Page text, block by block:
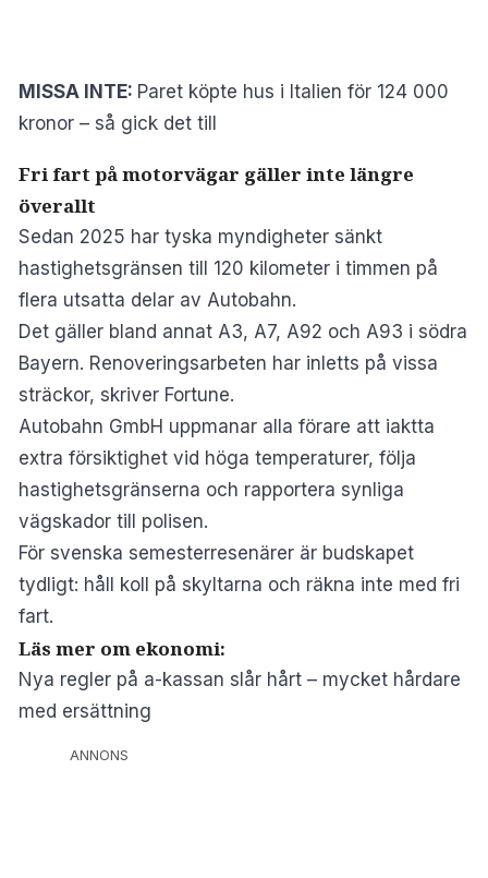
MISSA INTE: Paret köpte hus i Italien för 124 000
kronor – så gick det till
Fri fart på motorvägar gäller inte längre
överallt
Sedan 2025 har tyska myndigheter sänkt
hastighetsgränsen till 120 kilometer i timmen på
flera utsatta delar av Autobahn.
Det gäller bland annat A3, A7, A92 och A93 i södra
Bayern. Renoveringsarbeten har inletts på vissa
sträckor, skriver Fortune.
Autobahn GmbH uppmanar alla förare att iaktta
extra försiktighet vid höga temperaturer, följa
hastighetsgränserna och rapportera synliga
vägskador till polisen.
För svenska semesterresenärer är budskapet
tydligt: håll koll på skyltarna och räkna inte med fri
fart.
Läs mer om ekonomi:
Nya regler på a-kassan slår hårt – mycket hårdare
med ersättning
ANNONS